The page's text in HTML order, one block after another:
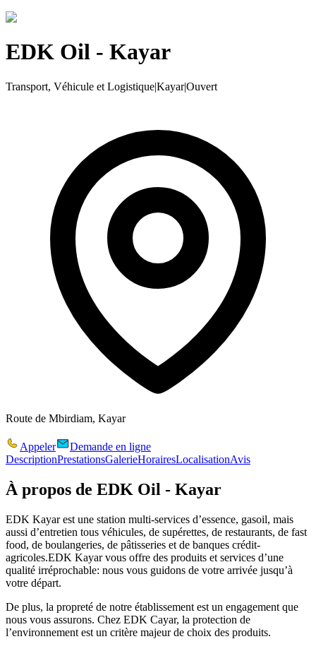
EDK Oil - Kayar
Transport, Véhicule et Logistique|Kayar|Ouvert
Route de Mbirdiam, Kayar
Appeler
Demande en ligne
DescriptionPrestationsGalerieHorairesLocalisationAvis
À propos de EDK Oil - Kayar
EDK Kayar est une station multi-services d’essence, gasoil, mais
aussi d’entretien tous véhicules, de supérettes, de restaurants, de fast
food, de boulangeries, de pâtisseries et de banques crédit-
agricoles.EDK Kayar vous offre des produits et services d’une
qualité irréprochable: nous vous guidons de votre arrivée jusqu’à
votre départ.
De plus, la propreté de notre établissement est un engagement que
nous vous assurons. Chez EDK Cayar, la protection de
l’environnement est un critère majeur de choix des produits.